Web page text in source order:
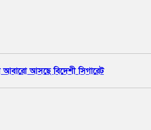
আবারো আসছে বিদেশী সিগারেট